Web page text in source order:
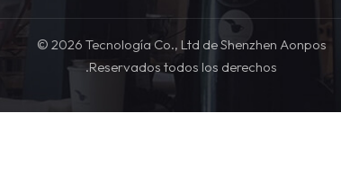
© 2026 Tecnología Co., Ltd de Shenzhen Aonpos
.Reservados todos los derechos